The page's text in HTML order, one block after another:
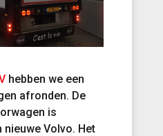
hebben we een
afronden. De
is
Volvo. Het